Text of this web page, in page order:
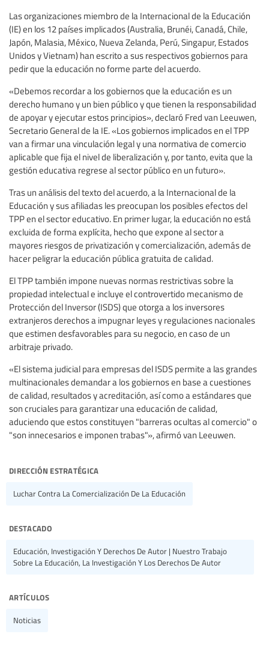
Las organizaciones miembro de la Internacional de la Educación
(IE) en los 12 países implicados (Australia, Brunéi, Canadá, Chile,
Japón, Malasia, México, Nueva Zelanda, Perú, Singapur, Estados
Unidos y Vietnam) han escrito a sus respectivos gobiernos para
pedir que la educación no forme parte del acuerdo.
«Debemos recordar a los gobiernos que la educación es un
derecho humano y un bien público y que tienen la responsabilidad
de apoyar y ejecutar estos principios», declaró Fred van Leeuwen,
Secretario General de la IE. «Los gobiernos implicados en el TPP
van a firmar una vinculación legal y una normativa de comercio
aplicable que fija el nivel de liberalización y, por tanto, evita que la
gestión educativa regrese al sector público en un futuro».
Tras un análisis del texto del acuerdo, a la Internacional de la
Educación y sus afiliadas les preocupan los posibles efectos del
TPP en el sector educativo. En primer lugar, la educación no está
excluida de forma explícita, hecho que expone al sector a
mayores riesgos de privatización y comercialización, además de
hacer peligrar la educación pública gratuita de calidad.
El TPP también impone nuevas normas restrictivas sobre la
propiedad intelectual e incluye el controvertido mecanismo de
Protección del Inversor (ISDS) que otorga a los inversores
extranjeros derechos a impugnar leyes y regulaciones nacionales
que estimen desfavorables para su negocio, en caso de un
arbitraje privado.
«El sistema judicial para empresas del ISDS permite a las grandes
multinacionales demandar a los gobiernos en base a cuestiones
de calidad, resultados y acreditación, así como a estándares que
son cruciales para garantizar una educación de calidad,
aduciendo que estos constituyen "barreras ocultas al comercio" o
"son innecesarios e imponen trabas"», afirmó van Leeuwen.
dirección estratégica
Luchar Contra La Comercialización De La Educación
destacado
Educación, Investigación Y Derechos De Autor | Nuestro Trabajo
Sobre La Educación, La Investigación Y Los Derechos De Autor
artículos
Noticias